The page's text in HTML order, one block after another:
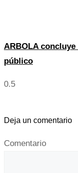
ARBOLA
público
Deja un comentario
Comentario